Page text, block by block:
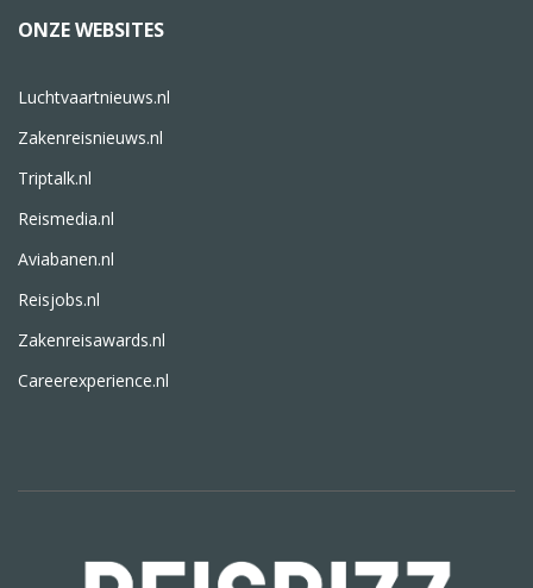
ONZE WEBSITES
Luchtvaartnieuws.nl
Zakenreisnieuws.nl
Triptalk.nl
Reismedia.nl
Aviabanen.nl
Reisjobs.nl
Zakenreisawards.nl
Careerexperience.nl